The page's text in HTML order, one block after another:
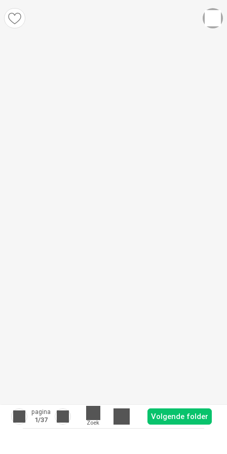
pagina
1/37 Zoek
Volgende folder